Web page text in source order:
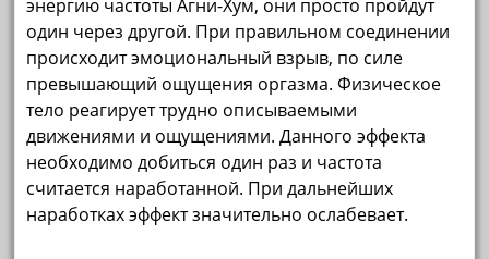
энергию частоты Агни-Хум, они просто пройдут
один через другой. При правильном соединении
происходит эмоциональный взрыв, по силе
превышающий ощущения оргазма. Физическое
тело реагирует трудно описываемыми
движениями и ощущениями. Данного эффекта
необходимо добиться один раз и частота
считается наработанной. При дальнейших
наработках эффект значительно ослабевает.